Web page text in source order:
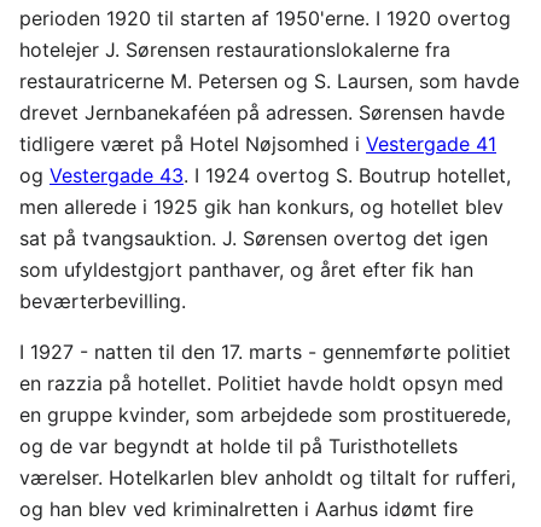
perioden 1920 til starten af 1950'erne. I 1920 overtog
hotelejer J. Sørensen restaurationslokalerne fra
restauratricerne M. Petersen og S. Laursen, som havde
drevet Jernbanekaféen på adressen. Sørensen havde
tidligere været på Hotel Nøjsomhed i Vestergade 41
og Vestergade 43. I 1924 overtog S. Boutrup hotellet,
men allerede i 1925 gik han konkurs, og hotellet blev
sat på tvangsauktion. J. Sørensen overtog det igen
som ufyldestgjort panthaver, og året efter fik han
beværterbevilling.
I 1927 - natten til den 17. marts - gennemførte politiet
en razzia på hotellet. Politiet havde holdt opsyn med
en gruppe kvinder, som arbejdede som prostituerede,
og de var begyndt at holde til på Turisthotellets
værelser. Hotelkarlen blev anholdt og tiltalt for rufferi,
og han blev ved kriminalretten i Aarhus idømt fire